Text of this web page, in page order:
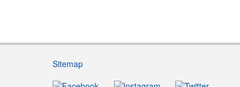
Sitemap